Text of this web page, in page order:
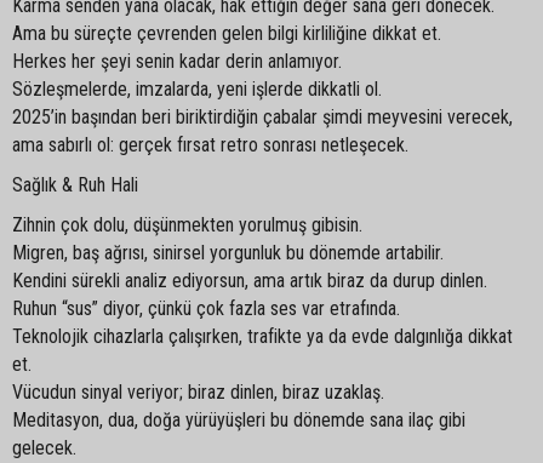
Karma senden yana olacak, hak ettiğin değer sana geri dönecek.
Ama bu süreçte çevrenden gelen bilgi kirliliğine dikkat et.
Herkes her şeyi senin kadar derin anlamıyor.
Sözleşmelerde, imzalarda, yeni işlerde dikkatli ol.
2025’in başından beri biriktirdiğin çabalar şimdi meyvesini verecek,
ama sabırlı ol: gerçek fırsat retro sonrası netleşecek.
Sağlık & Ruh Hali
Zihnin çok dolu, düşünmekten yorulmuş gibisin.
Migren, baş ağrısı, sinirsel yorgunluk bu dönemde artabilir.
Kendini sürekli analiz ediyorsun, ama artık biraz da durup dinlen.
Ruhun “sus” diyor, çünkü çok fazla ses var etrafında.
Teknolojik cihazlarla çalışırken, trafikte ya da evde dalgınlığa dikkat
et.
Vücudun sinyal veriyor; biraz dinlen, biraz uzaklaş.
Meditasyon, dua, doğa yürüyüşleri bu dönemde sana ilaç gibi
gelecek.